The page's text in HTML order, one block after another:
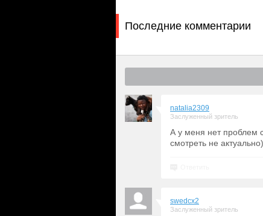
Последние комментарии
natalia2309
Заслуженный зритель
А у меня нет проблем
смотреть не
swedcx2
Заслуженный зритель